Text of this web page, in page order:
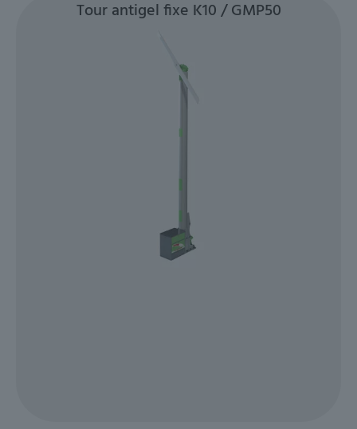
Tour antigel fixe K10 / GMP50